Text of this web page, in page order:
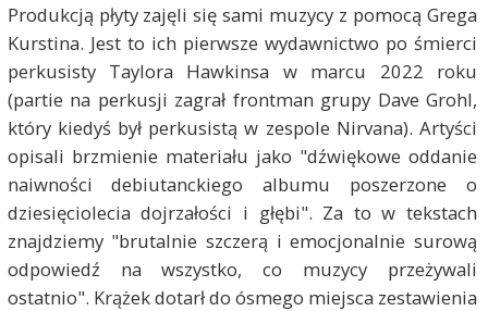
Produkcją płyty zajęli się sami muzycy z pomocą Grega
Kurstina. Jest to ich pierwsze wydawnictwo po śmierci
perkusisty Taylora Hawkinsa w marcu 2022 roku
(partie na perkusji zagrał frontman grupy Dave Grohl,
który kiedyś był perkusistą w zespole Nirvana). Artyści
opisali brzmienie materiału jako "dźwiękowe oddanie
naiwności debiutanckiego albumu poszerzone o
dziesięciolecia dojrzałości i głębi". Za to w tekstach
znajdziemy "brutalnie szczerą i emocjonalnie surową
odpowiedź na wszystko, co muzycy przeżywali
ostatnio". Krążek dotarł do ósmego miejsca zestawienia